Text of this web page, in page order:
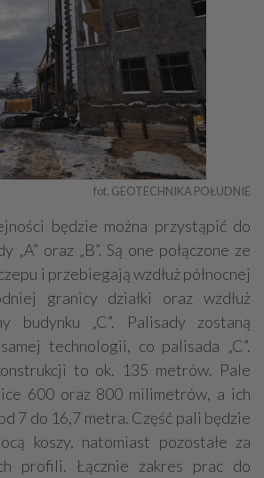
fot. GEOTECHNIKA POŁUDNIE
będzie można przystąpić do
„A” oraz „B”. Są one połączone ze
i przebiegają wzdłuż północnej
granicy działki oraz wzdłuż
budynku „C”. Palisady zostaną
technologii, co palisada „C”.
to ok. 135 metrów. Pale
600 oraz 800 milimetrów, a ich
7 do 16,7 metra. Część pali będzie
koszy, natomiast pozostałe za
profili. Łącznie zakres prac do